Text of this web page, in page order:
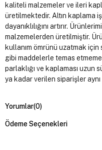
kaliteli malzemeler ve ileri
üretilmektedir. Altın kaplama
dayanıklılığını artırır.
malzemelerden üretilmiştir.
kullanım ömrünü uzatmak
gibi maddelerle temas
parlaklığı ve kaplaması uzun
ya kadar verilen siparişler
Yorumlar(0)
Ödeme Seçenekleri